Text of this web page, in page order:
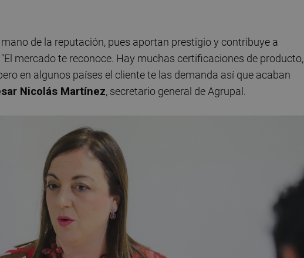
de la reputación, pues aportan prestigio y contribuye a
mercado te reconoce. Hay muchas certificaciones de producto,
en algunos países el cliente te las demanda así que acaban
Nicolás Martínez, secretario general de Agrupal.